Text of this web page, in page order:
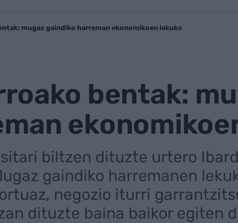
mugaz gaindiko harreman ekonomikoen lekuko
bentak:
biltzen dituzte urtero
gaindiko harremanen
negozio iturri
dituzte baina baikor egiten